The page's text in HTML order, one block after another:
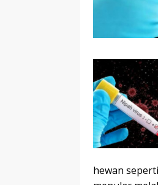
hewan